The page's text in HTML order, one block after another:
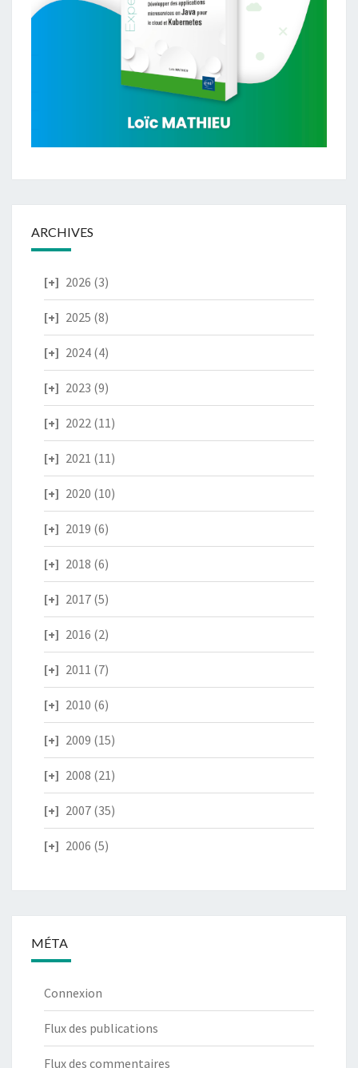
ARCHIVES
2026 (3)
2025 (8)
2024 (4)
2023 (9)
2022 (11)
2021 (11)
2020 (10)
2019 (6)
2018 (6)
2017 (5)
2016 (2)
2011 (7)
2010 (6)
2009 (15)
2008 (21)
2007 (35)
2006 (5)
MÉTA
Connexion
Flux des publications
Flux des commentaires